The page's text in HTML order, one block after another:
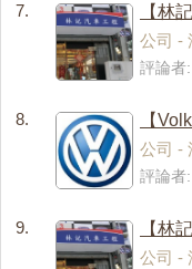
7.
【林
公司 -
評論
8.
【
公司 -
評論
9.
【林
公司 -